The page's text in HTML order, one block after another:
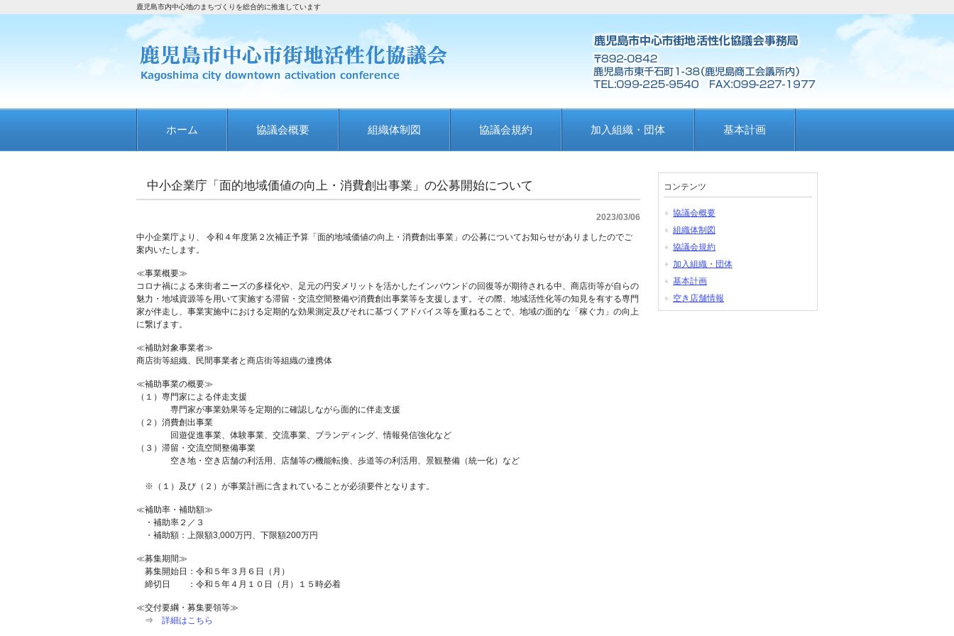
鹿児島市内中心地のまちづくりを総合的に推進しています
ホーム 協議会概要 組織体制図 協議会規約 加入組織・団体 基本計画
中小企業庁「面的地域価値の向上・消費創出事業」の公募開始について
2023/03/06
中小企業庁より、 令和４年度第２次補正予算「面的地域価値の向上・消費創出事業」の公募についてお知らせがありましたのでご
案内いたします。
≪事業概要≫
コロナ禍による来街者ニーズの多様化や、足元の円安メリットを活かしたインバウンドの回復等が期待される中、商店街等が自らの
魅力・地域資源等を用いて実施する滞留・交流空間整備や消費創出事業等を支援します。その際、地域活性化等の知見を有する専門
家が伴走し、事業実施中における定期的な効果測定及びそれに基づくアドバイス等を重ねることで、地域の面的な「稼ぐ力」の向上
に繋げます。
≪補助対象事業者≫
商店街等組織、民間事業者と商店街等組織の連携体
≪補助事業の概要≫
（１）専門家による伴走支援
専門家が事業効果等を定期的に確認しながら面的に伴走支援
（２）消費創出事業
回遊促進事業、体験事業、交流事業、ブランディング、情報発信強化など
（３）滞留・交流空間整備事業
空き地・空き店舗の利活用、店舗等の機能転換、歩道等の利活用、景観整備（統一化）など
※（１）及び（２）が事業計画に含まれていることが必須要件となります。
≪補助率・補助額≫
・補助率２／３
・補助額：上限額3,000万円、下限額200万円
≪募集期間≫
募集開始日：令和５年３月６日（月）
締切日 ：令和５年４月１０日（月）１５時必着
≪交付要綱・募集要領等≫
⇒ 詳細はこちら
コンテンツ
協議会概要
組織体制図
協議会規約
加入組織・団体
基本計画
空き店舗情報